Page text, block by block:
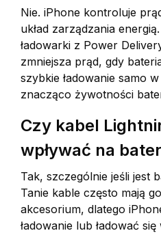
Nie. iPhone kontroluje
układ zarządzania
ładowarki z Power
zmniejsza prąd, gdy
szybkie ładowanie samo
znacząco żywotności
Czy kabel
wpływać na
Tak, szczególnie jeśli jest
Tanie kable często mają
akcesorium, dlatego
ładowanie lub ładować się